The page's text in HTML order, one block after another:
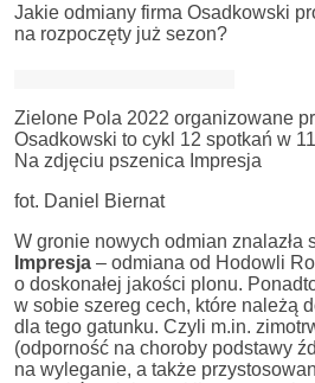
Jakie odmiany firma Osadkowski
na rozpoczęty już sezon?
Zielone Pola 2022 organizowane
Osadkowski to cykl 12 spotkań w
Na zdjęciu pszenica Impresja
fot. Daniel Biernat
W gronie nowych odmian znalazła
Impresja – odmiana od Hodowli
o doskonałej jakości plonu.
w sobie szereg cech, które należą
dla tego gatunku. Czyli m.in.
(odporność na choroby podstawy
na wyleganie, a także